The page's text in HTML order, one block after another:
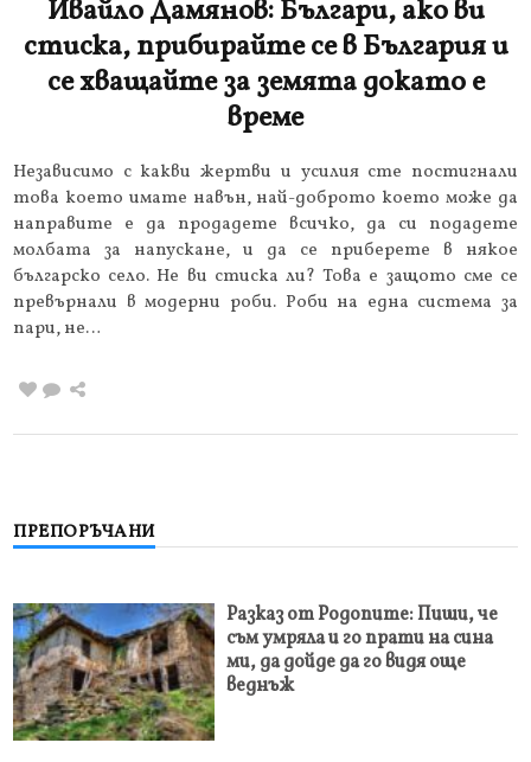
Ивайло Дамянов: Българи, ако ви
стиска, прибирайте се в България и
се хващайте за земята докато е
време
Независимо с какви жертви и усилия сте постигнали
това което имате навън, най-доброто което може да
направите е да продадете всичко, да си подадете
молбата за напускане, и да се приберете в някое
българско село. Не ви стиска ли? Това е защото сме се
превърнали в модерни роби. Роби на една система за
пари, не…
ПРЕПОРЪЧАНИ
Разказ от Родопите: Пиши, че
съм умряла и го прати на сина
ми, да дойде да го видя още
веднъж